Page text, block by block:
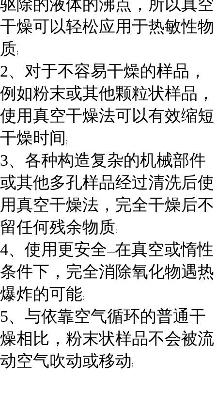
驱除的液体的沸点，所以真空
干燥可以轻松应用于热敏性物
质;
2、对于不容易干燥的样品，
例如粉末或其他颗粒状样品，
使用真空干燥法可以有效缩短
干燥时间 ;
3、各种构造复杂的机械部件
或其他多孔样品经过清洗后使
用真空干燥法，完全干燥后不
留任何残余物质;
4、使用更安全----在真空或惰性
条件下，完全消除氧化物遇热
爆炸的可能;
5、与依靠空气循环的普通干
燥相比，粉末状样品不会被流
动空气吹动或移动 ;